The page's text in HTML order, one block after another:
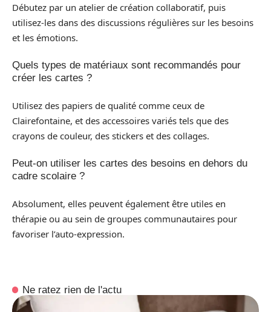
Débutez par un atelier de création collaboratif, puis
utilisez-les dans des discussions régulières sur les besoins
et les émotions.
Quels types de matériaux sont recommandés pour
créer les cartes ?
Utilisez des papiers de qualité comme ceux de
Clairefontaine, et des accessoires variés tels que des
crayons de couleur, des stickers et des collages.
Peut-on utiliser les cartes des besoins en dehors du
cadre scolaire ?
Absolument, elles peuvent également être utiles en
thérapie ou au sein de groupes communautaires pour
favoriser l’auto-expression.
Ne ratez rien de l'actu